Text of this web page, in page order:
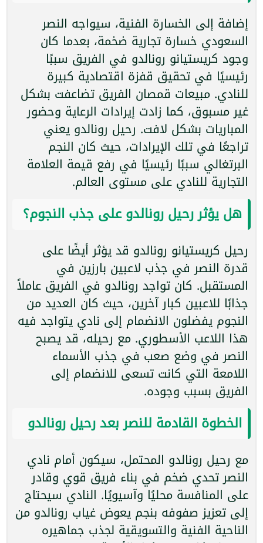
إضافة إلى الخسارة الفنية، سيواجه النصر
السعودي خسارة تجارية ضخمة، بعدما كان
وجود كريستيانو رونالدو في الفريق سببًا
رئيسيًا في تحقيق قفزة اقتصادية كبيرة
للنادي. مبيعات قمصان الفريق تضاعفت بشكل
غير مسبوق، كما زادت إيرادات الرعاية وحضور
المباريات بشكل لافت. رحيل رونالدو يعني
تراجعًا في تلك الإيرادات، حيث كان النجم
البرتغالي سببًا رئيسيًا في رفع قيمة العلامة
التجارية للنادي على مستوى العالم.
هل يؤثر رحيل رونالدو على جذب النجوم؟
رحيل كريستيانو رونالدو قد يؤثر أيضًا على
قدرة النصر في جذب لاعبين بارزين في
المستقبل. كان تواجد رونالدو في الفريق عاملاً
جذابًا للاعبين كبار آخرين، حيث كان العديد من
النجوم يفضلون الانضمام إلى نادي يتواجد فيه
هذا اللاعب الأسطوري. مع رحيله، قد يصبح
النصر في وضع صعب في جذب الأسماء
اللامعة التي كانت تسعى للانضمام إلى
الفريق بسبب وجوده.
الخطوة القادمة للنصر بعد رحيل رونالدو
مع رحيل رونالدو المحتمل، سيكون أمام نادي
النصر تحدي ضخم في بناء فريق قوي وقادر
على المنافسة محليًا وآسيويًا. النادي سيحتاج
إلى تعزيز صفوفه بنجم يعوض غياب رونالدو من
الناحية الفنية والتسويقية لجذب جماهيره